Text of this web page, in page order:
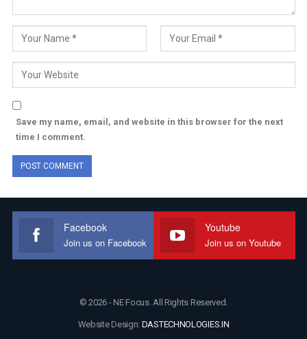
Save my name, email, and website in this browser for the next
time I comment.
Facebook
Join us on Facebook
Youtube
Join us on Youtube
© 2026 - NE Focus. All Rights Reserved.
Website Design: DASTECHNOLOGIES.IN